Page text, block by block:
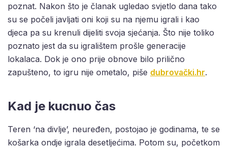
poznat. Nakon što je članak ugledao svjetlo dana tako
su se počeli javljati oni koji su na njemu igrali i kao
djeca pa su krenuli dijeliti svoja sjećanja. Što nije toliko
poznato jest da su igralištem prošle generacije
lokalaca. Dok je ono prije obnove bilo prilično
zapušteno, to igru nije ometalo, piše dubrovački.hr.
Kad je kucnuo čas
Teren ‘na divlje’, neuređen, postojao je godinama, te se
košarka ondje igrala desetljećima. Potom su, početkom